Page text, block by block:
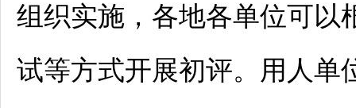
组织实施，各地各单位可以
试等方式开展初评。用人单